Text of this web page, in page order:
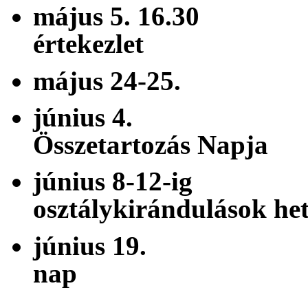
május 5.
értekezlet
május 24-
június 4.
Összetartozás Napja
június
osztálykirándulások
június 19.
nap